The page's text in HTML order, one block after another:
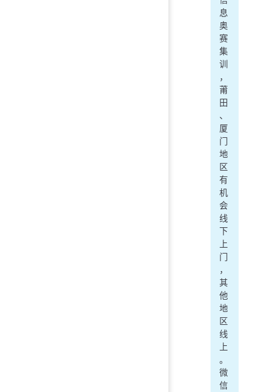
息
奥
赛
集
训
，
莆
田
、
厦
门
地
区
有
机
会
线
下
上
门
，
其
他
地
区
线
上
。
微
信